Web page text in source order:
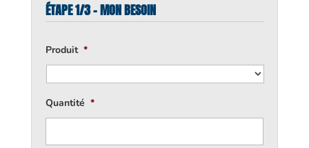
ÉTAPE 1/3 - MON BESOIN
Produit *
Quantité *